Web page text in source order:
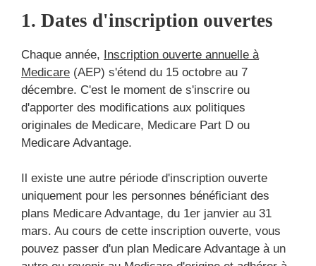
1. Dates d'inscription ouvertes
Chaque année, Inscription ouverte annuelle à
Medicare (AEP) s'étend du 15 octobre au 7
décembre. C'est le moment de s'inscrire ou
d'apporter des modifications aux politiques
originales de Medicare, Medicare Part D ou
Medicare Advantage.
Il existe une autre période d'inscription ouverte
uniquement pour les personnes bénéficiant des
plans Medicare Advantage, du 1er janvier au 31
mars. Au cours de cette inscription ouverte, vous
pouvez passer d'un plan Medicare Advantage à un